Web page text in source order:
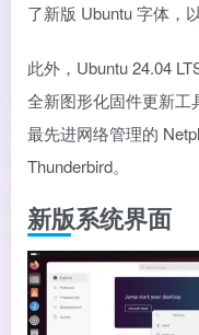
了新版 Ubuntu 字体，
此外，Ubuntu 24.04
全新图形化固件更新工
最先进网络管理的
Thunderbird。
新版系统界面